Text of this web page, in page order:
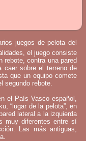
juegos de pelota del
el juego consiste
rebote, contra una pared
caer sobre el terreno de
que un equipo comete
segundo rebote.
el País Vasco español,
“lugar de la pelota”, en
lateral a la izquierda
muy diferentes entre sí
Las más antiguas,